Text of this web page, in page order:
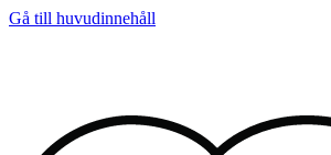
Gå till huvudinnehåll